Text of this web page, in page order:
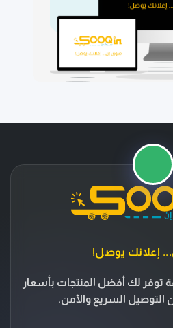
⭐
إعلانك يوصل!
توفر لك أفضل المنتجات بأسعار
التوصيل السريع والآمن.